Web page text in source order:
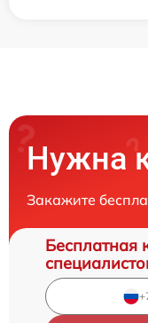
Нужна
Закажите
Бесплатная